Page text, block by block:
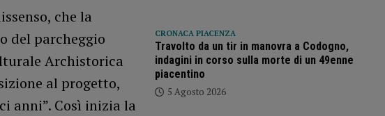
che la
del parcheggio
Archistorica
al progetto,
anni”. Così inizia la
CRONACA PIACENZA
Travolto da un tir in manovra a Codogno,
indagini in corso sulla morte di un 49enne
piacentino
5 Agosto 2026